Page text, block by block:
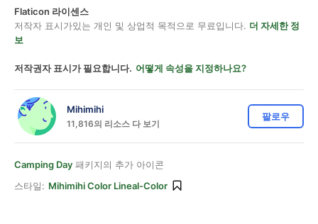
Flaticon 라이센스
저작자 표시가있는 개인 및 상업적 목적으로 무료입니다. 더 자세한 정
보
저작권자 표시가 필요합니다. 어떻게 속성을 지정하나요?
Mihimihi
11,816의 리소스 다 보기
팔로우
Camping Day 패키지의 추가 아이콘
스타일: Mihimihi Color Lineal-Color